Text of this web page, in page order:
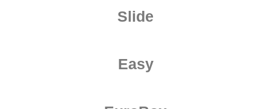
Slide
Easy